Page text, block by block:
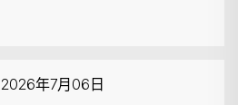
2026年7月06日